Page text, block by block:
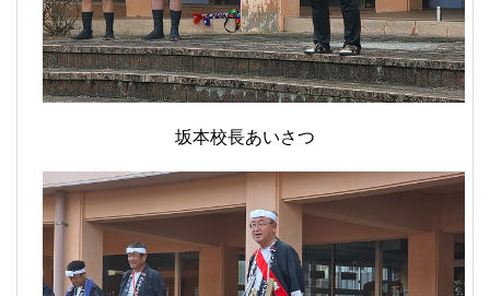
坂本校長あいさつ